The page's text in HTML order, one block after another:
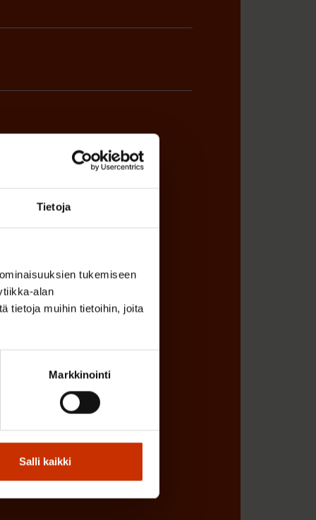
Tietoja
tukemiseen
alan
tietoja muihin tietoihin, joita
Markkinointi
Salli kaikki
EDUSTAJA